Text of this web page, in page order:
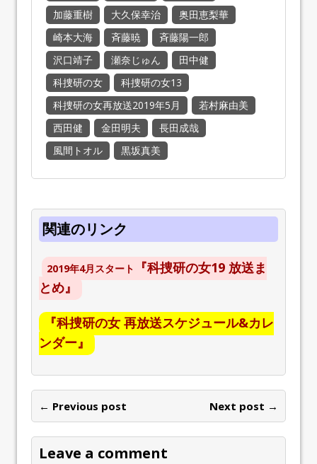
加藤重樹 大久保幸治
奥田恵梨華
崎本大海
斉藤暁
斉藤陽一郎
沢口靖子
瀬奈じゅん
田中健
科捜研の女
科捜研の女13
科捜研の女再放送2019年5月
若村麻由美
西田健
金田明夫
長田成哉
風間トオル
黒坂真美
関連のリンク
2019年4月スタート
『科捜研の女19 放送ま
とめ』
『科捜研の女 再放送スケジュール&カレ
ンダー』
← Previous post Next post →
Leave a comment